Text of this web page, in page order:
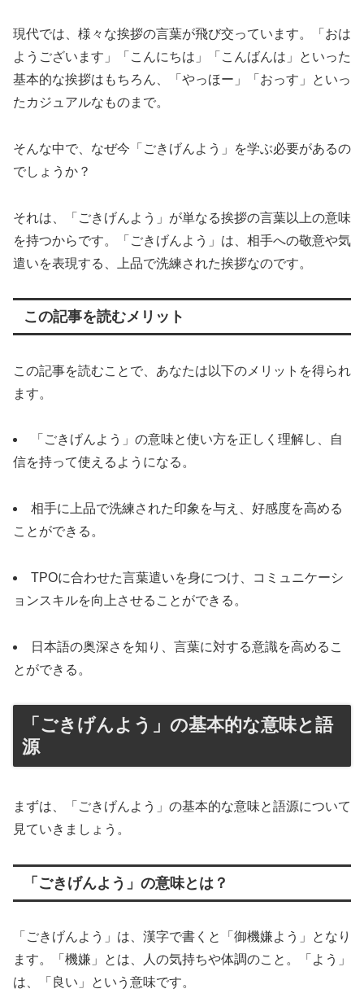
現代では、様々な挨拶の言葉が飛び交っています。「おは
ようございます」「こんにちは」「こんばんは」といった
基本的な挨拶はもちろん、「やっほー」「おっす」といっ
たカジュアルなものまで。
そんな中で、なぜ今「ごきげんよう」を学ぶ必要があるの
でしょうか？
それは、「ごきげんよう」が単なる挨拶の言葉以上の意味
を持つからです。「ごきげんよう」は、相手への敬意や気
遣いを表現する、上品で洗練された挨拶なのです。
この記事を読むメリット
この記事を読むことで、あなたは以下のメリットを得られ
ます。
「ごきげんよう」の意味と使い方を正しく理解し、自
信を持って使えるようになる。
相手に上品で洗練された印象を与え、好感度を高める
ことができる。
TPOに合わせた言葉遣いを身につけ、コミュニケーシ
ョンスキルを向上させることができる。
日本語の奥深さを知り、言葉に対する意識を高めるこ
とができる。
「ごきげんよう」の基本的な意味と語
源
まずは、「ごきげんよう」の基本的な意味と語源について
見ていきましょう。
「ごきげんよう」の意味とは？
「ごきげんよう」は、漢字で書くと「御機嫌よう」となり
ます。「機嫌」とは、人の気持ちや体調のこと。「よう」
は、「良い」という意味です。